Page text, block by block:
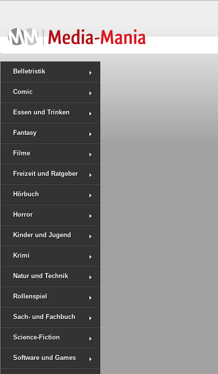
Belletristik
Comic
Essen und Trinken
Fantasy
Filme
Freizeit und Ratgeber
Hörbuch
Horror
Kinder und Jugend
Krimi
Natur und Technik
Rollenspiel
Sach- und Fachbuch
Science-Fiction
Software und Games